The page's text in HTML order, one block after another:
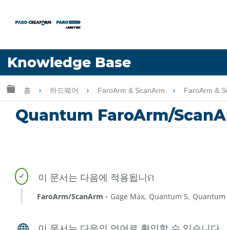
Knowledge Base
언어
글로벌 계층 확장/축소
홈 하드웨어 FaroArm & ScanArm FaroArm &
Quantum FaroArm/
FaroArm/ScanArm Gage Max Quantum S Quantum